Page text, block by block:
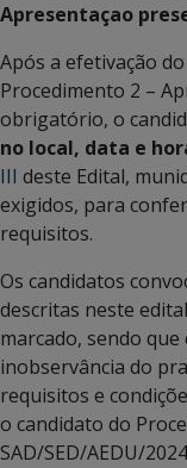
Apresentaçao
Após a efetivação
Procedimento 2 –
obrigatório, o
no local, data e
III deste Edital,
exigidos, para
requisitos.
Os candidatos
descritas neste
marcado, sendo
inobservância do
requisitos e
o candidato do
SAD/SED/AEDU/